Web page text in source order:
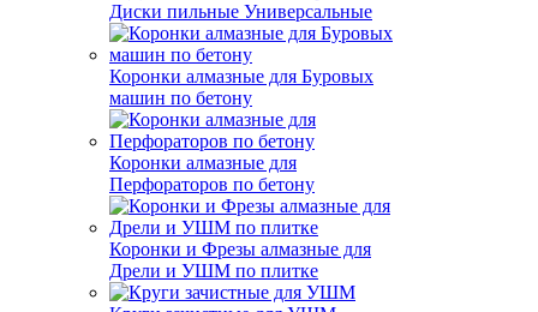
Диски пильные Универсальные
Коронки алмазные для Буровых
машин по бетону
Коронки алмазные для
Перфораторов по бетону
Коронки и Фрезы алмазные для
Дрели и УШМ по плитке